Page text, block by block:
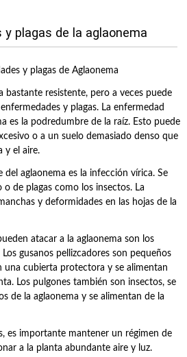
y plagas de la aglaonema
bastante resistente, pero a veces puede
y plagas. La enfermedad
es la podredumbre de la raíz. Esto puede
o a un suelo demasiado denso que
y el aire.
aglaonema es la infección vírica. Se
de plagas como los insectos. La
y deformidades en las hojas de la
atacar a la aglaonema son los
gusanos pellizcadores son pequeños
una cubierta protectora y se alimentan
Los pulgones también son insectos, se
de la aglaonema y se alimentan de la
es importante mantener un régimen de
a la planta abundante aire y luz.